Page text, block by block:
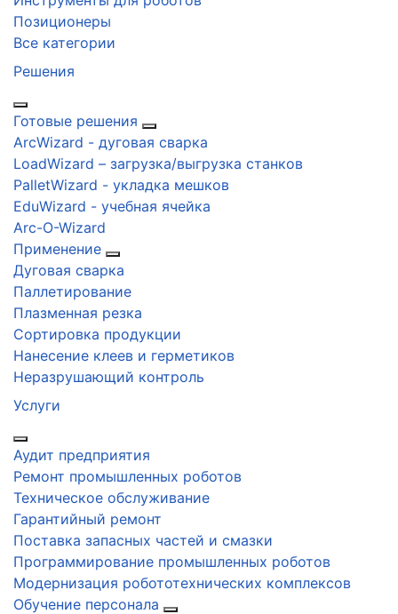
Позиционеры
Все категории
Решения
Готовые решения
ArcWizard - дуговая сварка
LoadWizard – загрузка/выгрузка станков
PalletWizard - укладка мешков
EduWizard - учебная ячейка
Arc-O-Wizard
Применение
Дуговая сварка
Паллетирование
Плазменная резка
Сортировка продукции
Нанесение клеев и герметиков
Неразрушающий контроль
Услуги
Аудит предприятия
Ремонт промышленных роботов
Техническое обслуживание
Гарантийный ремонт
Поставка запасных частей и смазки
Программирование промышленных роботов
Модернизация робототехнических комплексов
Обучение персонала